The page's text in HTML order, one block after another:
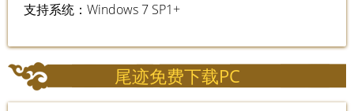
支持系统：Windows 7 SP1+
尾迹免费下载PC